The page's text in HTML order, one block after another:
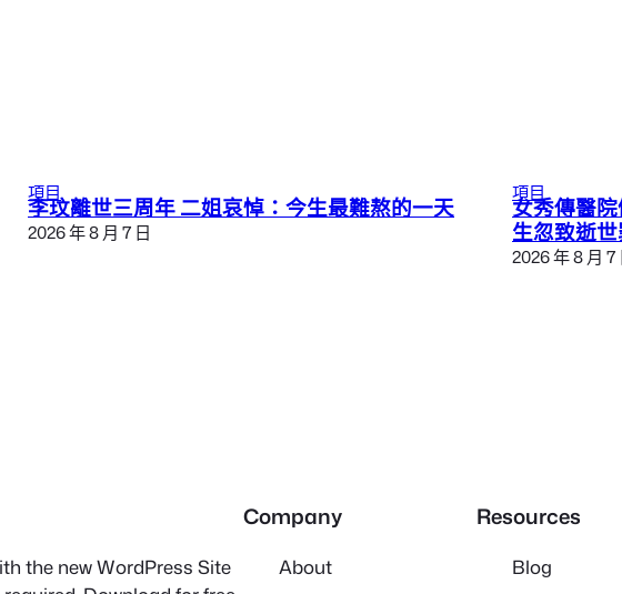
項目
李玟離世三周年 二姐哀悼：今生最難熬的一天
2026 年 8 月 7 日
項目
女秀傳醫
生忽致逝
2026 年 8 月 7
the new WordPress Site
Company
About
Resources
Blog